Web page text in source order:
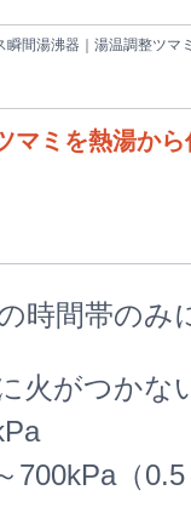
瞬間湯沸器｜湯温調整ツマ
マミを熱湯か
時間帯のみ
火がつかな
（0.5